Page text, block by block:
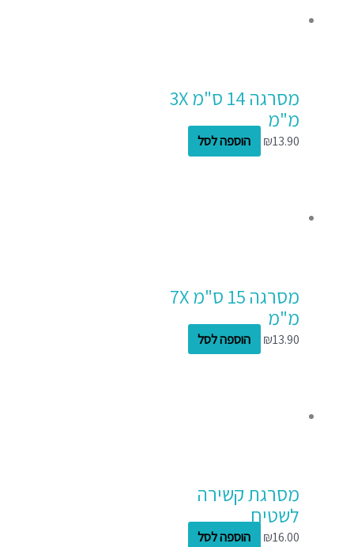
מסרגה 14 ס"מ 3X
מ"מ
₪13.90 הוספה לסל
מסרגה 15 ס"מ 7X
מ"מ
₪13.90 הוספה לסל
מסרגת קשירה
לשטיח
₪16.00 הוספה לסל